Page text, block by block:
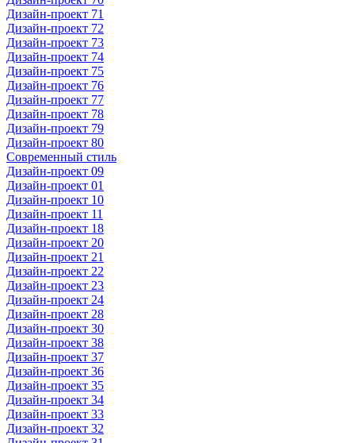
Дизайн-проект 71
Дизайн-проект 72
Дизайн-проект 73
Дизайн-проект 74
Дизайн-проект 75
Дизайн-проект 76
Дизайн-проект 77
Дизайн-проект 78
Дизайн-проект 79
Дизайн-проект 80
Современный стиль
Дизайн-проект 09
Дизайн-проект 01
Дизайн-проект 10
Дизайн-проект 11
Дизайн-проект 18
Дизайн-проект 20
Дизайн-проект 21
Дизайн-проект 22
Дизайн-проект 23
Дизайн-проект 24
Дизайн-проект 28
Дизайн-проект 30
Дизайн-проект 38
Дизайн-проект 37
Дизайн-проект 36
Дизайн-проект 35
Дизайн-проект 34
Дизайн-проект 33
Дизайн-проект 32